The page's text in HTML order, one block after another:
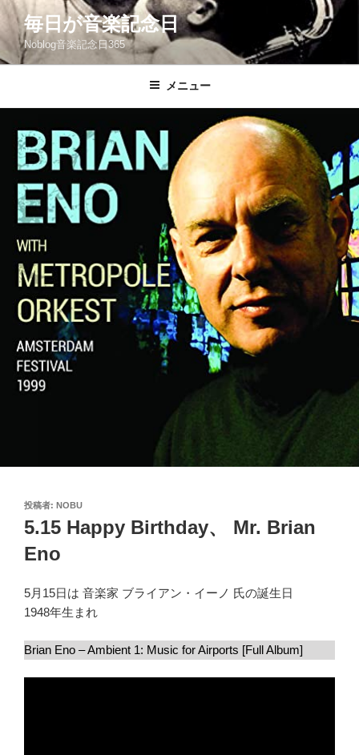
コ
テ
ン
毎日が音楽記念日
Noblog音楽記念日365
メニュー
投
稿
日:
投稿者: NOBU
5.15 Happy Birthday、 Mr. Brian
Eno
5月15日は 音楽家 ブライアン・イーノ 氏の誕生日
1948年生まれ
Brian Eno – Ambient 1: Music for Airports [Full Album]